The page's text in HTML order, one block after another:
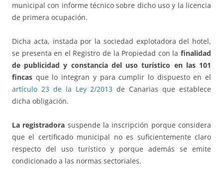
municipal con informe técnico sobre dicho uso y la licencia
de primera ocupación.
Dicha acta, instada por la sociedad explotadora del hotel,
se presenta en el Registro de la Propiedad con la finalidad
de publicidad y constancia del uso turístico en las 101
fincas que lo integran y para cumplir lo dispuesto en el
artículo 23 de la Ley 2/2013 de Canarias que establece
dicha obligación.
La registradora suspende la inscripción porque considera
que el certificado municipal no es suficientemente claro
respecto del uso turístico y porque además se emite
condicionado a las normas sectoriales.